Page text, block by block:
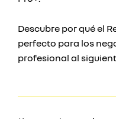
Descubre por qué el
perfecto para los
profesional al